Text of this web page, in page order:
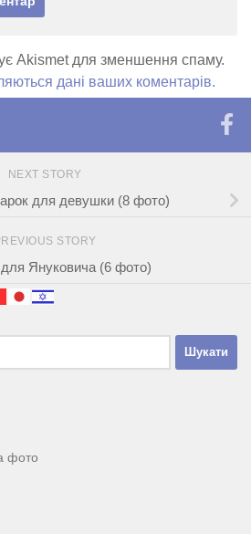
Akismet для зменшення спаму.
дані ваших коментарів.
NEXT STORY
для девушки (8 фото)
STORY
Януковича (6 фото)
фото